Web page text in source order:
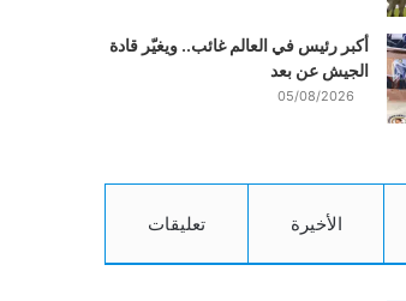
أكبر رئيس في العالم غائب.. ويغيّر قادة
الجيش عن بعد
05/08/2026
الأخيرة تعليقات